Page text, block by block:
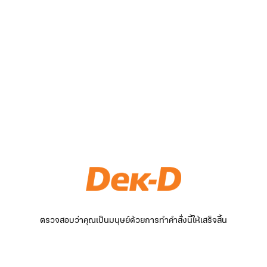
ตรวจสอบว่าคุณเป็นมนุษย์ด้วยการทำคำสั่งนี้ให้เสร็จสิ้น